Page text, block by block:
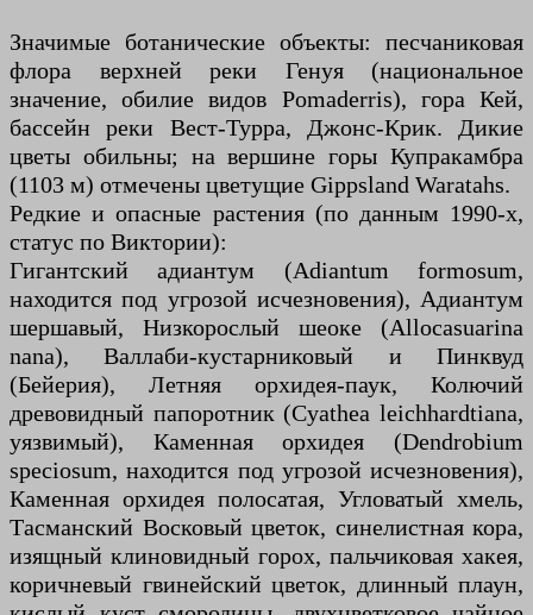
Значимые ботанические объекты: песчаниковая
флора верхней реки Генуя (национальное
значение, обилие видов Pomaderris), гора Кей,
бассейн реки Вест-Турра, Джонс-Крик. Дикие
цветы обильны; на вершине горы Купракамбра
(1103 м) отмечены цветущие Gippsland Waratahs.
Редкие и опасные растения (по данным 1990-х,
статус по Виктории):
Гигантский адиантум (Adiantum formosum,
находится под угрозой исчезновения), Адиантум
шершавый, Низкорослый шеоке (Allocasuarina
nana), Валлаби-кустарниковый и Пинквуд
(Бейерия), Летняя орхидея-паук, Колючий
древовидный папоротник (Cyathea leichhardtiana,
уязвимый), Каменная орхидея (Dendrobium
speciosum, находится под угрозой исчезновения),
Каменная орхидея полосатая, Угловатый хмель,
Тасманский Восковый цветок, синелистная кора,
изящный клиновидный горох, пальчиковая хакея,
коричневый гвинейский цветок, длинный плаун,